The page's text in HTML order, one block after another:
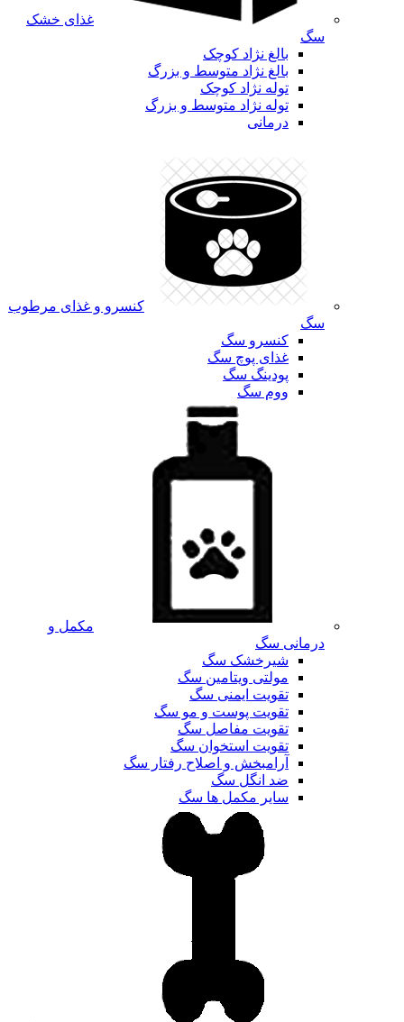
غذای خشک
سگ
بالغ نژاد کوچک
بالغ نژاد متوسط و بزرگ
توله نژاد کوچک
توله نژاد متوسط و بزرگ
درمانی
کنسرو و غذای مرطوب
سگ
کنسرو سگ
غذای پوچ سگ
پودینگ سگ
ووم سگ
مکمل و
درمانی سگ
شیرخشک سگ
مولتی ویتامین سگ
تقویت ایمنی سگ
تقویت پوست و مو سگ
تقویت مفاصل سگ
تقویت استخوان سگ
آرامبخش و اصلاح رفتار سگ
ضد انگل سگ
سایر مکمل ها سگ